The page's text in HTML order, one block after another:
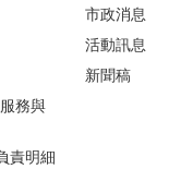
務與
責明細
市政消息
活動訊息
新聞稿